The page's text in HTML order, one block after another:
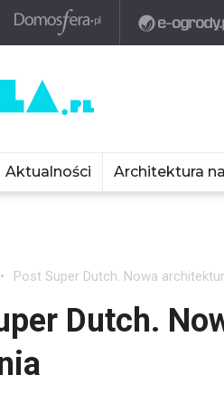
Aktualności Architektura
Post Super Dutch. Nowa
Dutch.